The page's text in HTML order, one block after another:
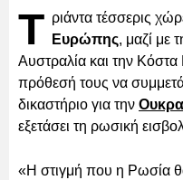
Τ ριάντα τέσσερις
Ευρώπης, μαζί με
Αυστραλία και την
πρόθεσή τους να
δικαστήριο για την
εξετάσει τη ρωσική
«Η στιγμή που η Ρωσία